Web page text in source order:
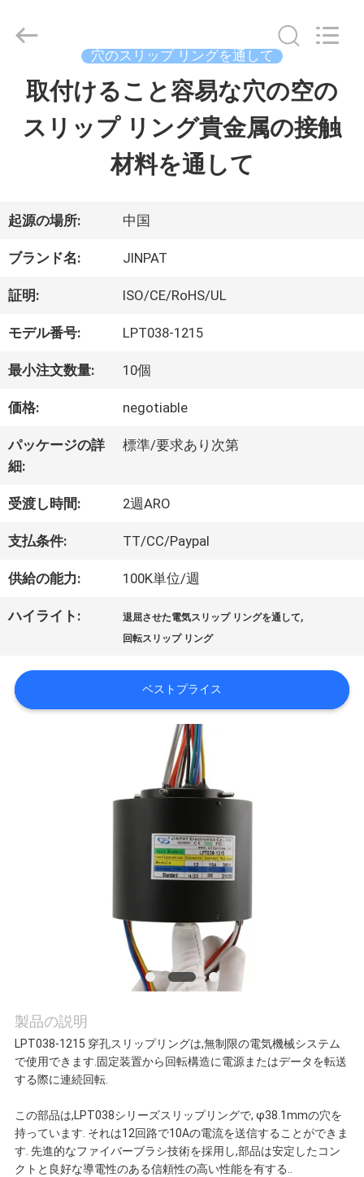
VR
シ
ョ
ー
私
達
に
つ
い
場
達
に
連
絡
Electronics
穴のスリップ リングを通して
取付けること容易な穴の空の
スリップ リング貴金属の接触
材料を通して
起源の場所: 中国
ブランド名: JINPAT
証明: ISO/CE/RoHS/UL
モデル番号: LPT038-1215
最小注文数量: 10個
価格: negotiable
パッケージの詳
細:
標準/要求あり次第
受渡し時間: 2週ARO
支払条件: TT/CC/Paypal
供給の能力: 100K単位/週
ハイライト: 退屈させた電気スリップ リングを通して,
回転スリップ リング
ベストプライス
製品の説明
LPT038-1215 穿孔スリップリングは,無制限の電気機械システム
で使用できます.固定装置から回転構造に電源またはデータを転送
する際に連続回転.
この部品は,LPT038シリーズスリップリングで, φ38.1mmの穴を
持っています. それは12回路で10Aの電流を送信することができま
す. 先進的なファイバーブラシ技術を採用し,部品は安定したコン
クトと良好な導電性のある信頼性の高い性能を有する..